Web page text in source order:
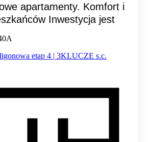
apartamenty. Komfort i
Inwestycja jest
etap 4 | 3KLUCZE s.c.